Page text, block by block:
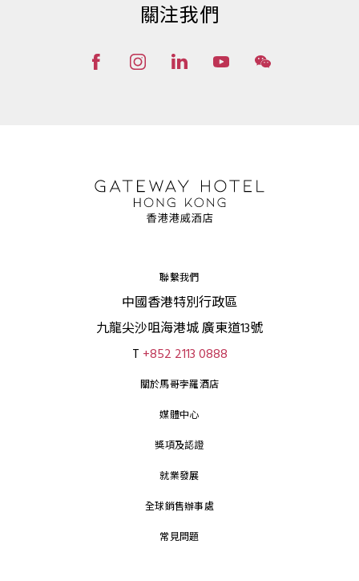
關注我們
聯繫我們
中國香港特別行政區
九龍尖沙咀海港城 廣東道13號
T +852 2113 0888
關於馬哥孛羅酒店
媒體中心
獎項及認證
就業發展
全球銷售辦事處
常見問題